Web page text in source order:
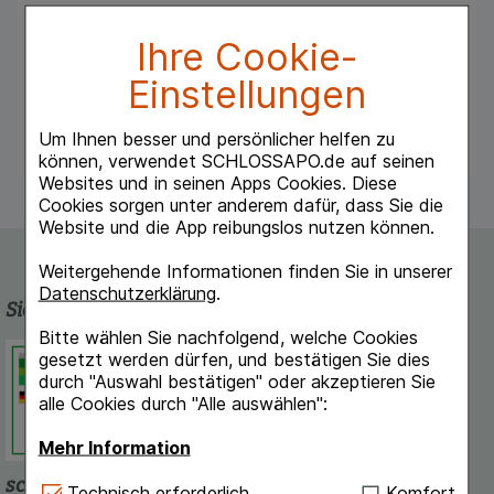
Ihre Cookie-
Einstellungen
Um Ihnen besser und persönlicher helfen zu
können, verwendet SCHLOSSAPO.de auf seinen
Websites und in seinen Apps Cookies. Diese
Cookies sorgen unter anderem dafür, dass Sie die
Website und die App reibungslos nutzen können.
Weitergehende Informationen finden Sie in unserer
Datenschutzerklärung.
Bitte wählen Sie nachfolgend, welche Cookies
gesetzt werden dürfen, und bestätigen Sie dies
durch "Auswahl bestätigen" oder akzeptieren Sie
alle Cookies durch "Alle auswählen":
Mehr Information
exakten und gleichmäßigen Auftragen von
Lippenfarbe.
Das synthetische Pinselhaar ermöglicht einen
präzisen Auftrag cremiger Texturen.
Sicherheit und Qualität
Schlossapo.de ist registriert beim
Deutschen Institut für Medizinische
Dokumentation und Information.
schlossapo.de-App